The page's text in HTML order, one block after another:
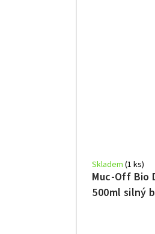
Muc-Off Bio
500ml silný
Skladem(1 ks)